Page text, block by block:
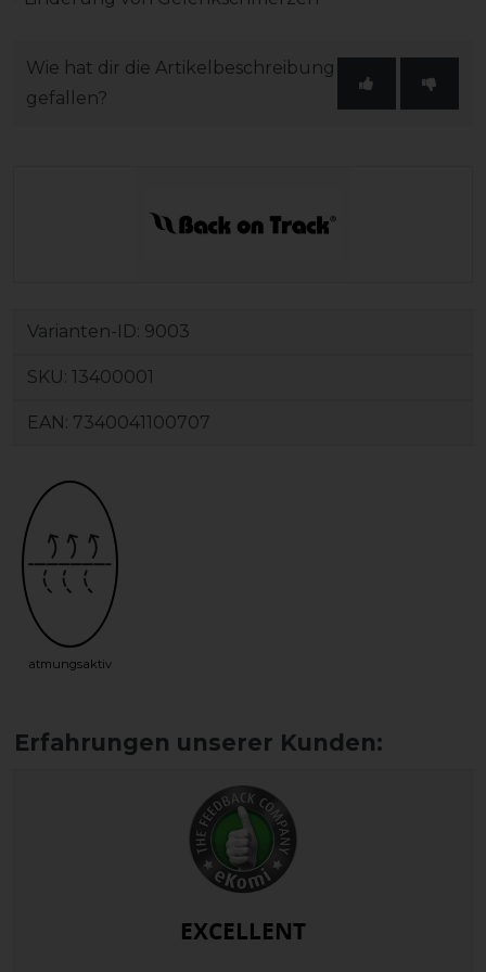
Wie hat dir die Artikelbeschreibung
gefallen?
Varianten-ID: 9003
SKU: 13400001
EAN: 7340041100707
atmungsaktiv
EXCELLENT